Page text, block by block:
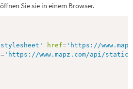
Sie sie in einem Browser.
href= 'https://
= 'https://www.mapz.com/api/